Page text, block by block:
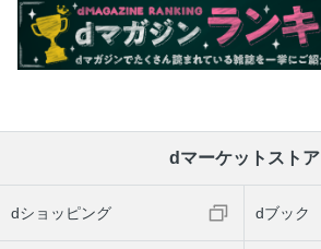
dマーケットストア
dショッピング dブック